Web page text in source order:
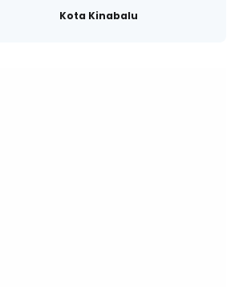
Kota Kinabalu